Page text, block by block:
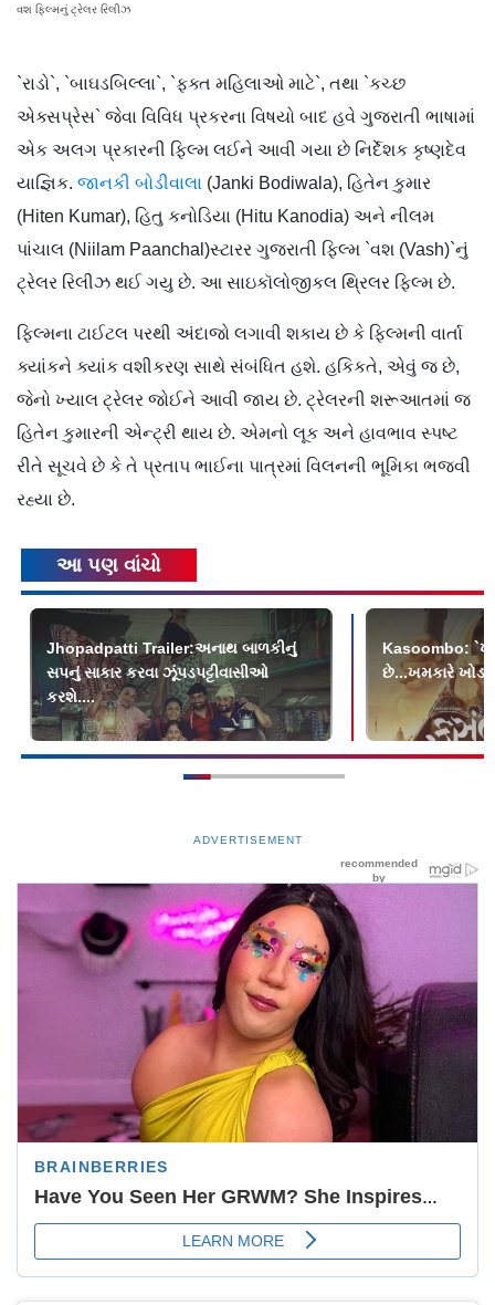
વશ ફિલ્મનું ટ્રેલર રિલીઝ
`રાડો`, `બાઘડબિલ્લા`, `ફક્ત મહિલાઓ માટે`, તથા `કચ્છ
એક્સપ્રેસ` જેવા વિવિધ પ્રકરના વિષયો બાદ હવે ગુજરાતી ભાષામાં
એક અલગ પ્રકારની ફિલ્મ લઈને આવી ગયા છે નિર્દેશક કૃષ્ણદેવ
યાજ્ઞિક. જાનકી બોડીવાલા (Janki Bodiwala), હિતેન કુમાર
(Hiten Kumar), હિતુ કનોડિયા (Hitu Kanodia) અને નીલમ
પાંચાલ (Niilam Paanchal)સ્ટારર ગુજરાતી ફિલ્મ `વશ (Vash)`નું
ટ્રેલર રિલીઝ થઈ ગયુ છે. આ સાઇકૉલોજીકલ થ્રિલર ફિલ્મ છે.
ફિલ્મના ટાઈટલ પરથી અંદાજો લગાવી શકાય છે કે ફિલ્મની વાર્તા
ક્યાંકને ક્યાંક વશીકરણ સાથે સંબંધિત હશે. હકિકતે, એવું જ છે,
જેનો ખ્યાલ ટ્રેલર જોઈને આવી જાય છે. ટ્રેલરની શરૂઆતમાં જ
હિતેન કુમારની એન્ટ્રી થાય છે. એમનો લૂક અને હાવભાવ સ્પષ્ટ
રીતે સૂચવે છે કે તે પ્રતાપ ભાઈના પાત્રમાં વિલનની ભૂમિકા ભજવી
રહ્યા છે.
આ પણ વાંચો
Jhopadpatti Trailer:અનાથ બાળકીનું
સપનું સાકાર કરવા ઝૂંપડપટ્ટીવાસીઓ
કરશે....
Kasoombo:
છે...ખમકારે
ADVERTISEMENT